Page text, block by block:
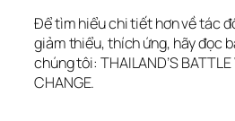
Để tìm hiểu chi tiết hơn về tác
giảm thiểu, thích ứng, hãy đọc
chúng tôi: THAILAND’S
CHANGE.